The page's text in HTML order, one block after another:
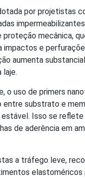
por projetistas
proteção mecânica,
impactos e
aumenta
laje.
o uso de primers
entre substrato e
Isso se
de aderência em
a tráfego leve,
elastoméricos